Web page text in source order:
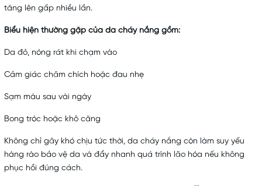
tăng lên gấp nhiều lần.
Biểu hiện thường gặp của da cháy nắng gồm:
Da đỏ, nóng rát khi chạm vào
Cảm giác châm chích hoặc đau nhẹ
Sạm màu sau vài ngày
Bong tróc hoặc khô căng
Không chỉ gây khó chịu tức thời, da cháy nắng còn làm suy yếu
hàng rào bảo vệ da và đẩy nhanh quá trình lão hóa nếu không
phục hồi đúng cách.